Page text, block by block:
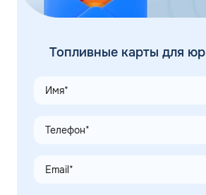
Топливные карты для